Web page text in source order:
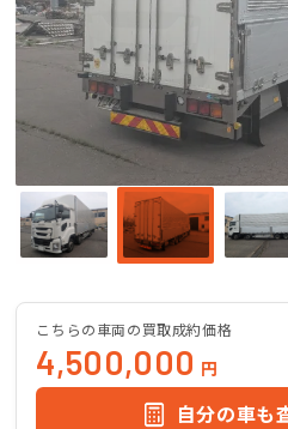
こちらの車両の買取成約価格
4,500,000 円
自分の車も